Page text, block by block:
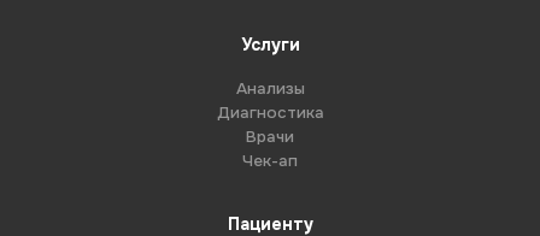
Услуги
Анализы
Диагностика
Врачи
Чек-ап
Пациенту